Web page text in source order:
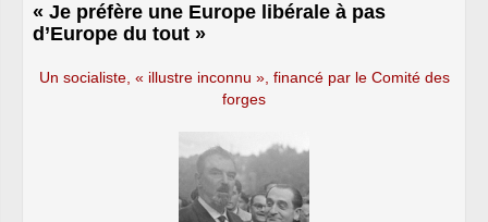
« Je préfère une Europe libérale à pas
d’Europe du tout »
Un socialiste, « illustre inconnu », financé par le Comité des
forges